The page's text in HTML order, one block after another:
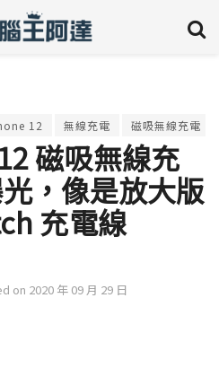
12 無線充電 磁吸無線充電
磁吸無線充
，像是放大版
充電線
on 2020 年 09 月 29 日